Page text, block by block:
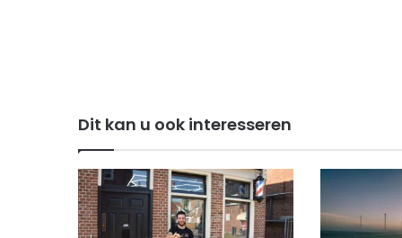
Dit kan u ook interesseren